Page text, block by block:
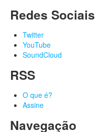
Redes Sociais
Twitter
YouTube
SoundCloud
RSS
O que é?
Assine
Navegação